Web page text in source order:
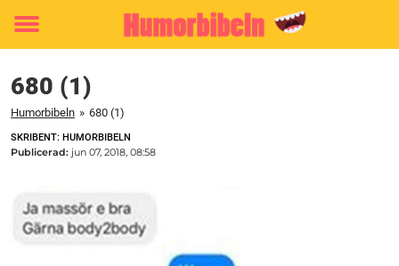
Toggle
680 (1)
Humorbibeln » 680 (1)
SKRIBENT: HUMORBIBELN
Publicerad: jun 07, 2018, 08:58